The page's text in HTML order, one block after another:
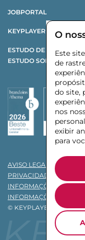
O
Este
de
do site,
nos
exibir
para
JOBPORTAL
KEYPLAYER X CHANGE
ESTUDO DE
ESTUDO SOBRE
AVISO LEGAL
PRIVACIDADE
INFORMAÇÕES DE
INFORMAÇÕES DE
© KEYPLAYER INTERIM